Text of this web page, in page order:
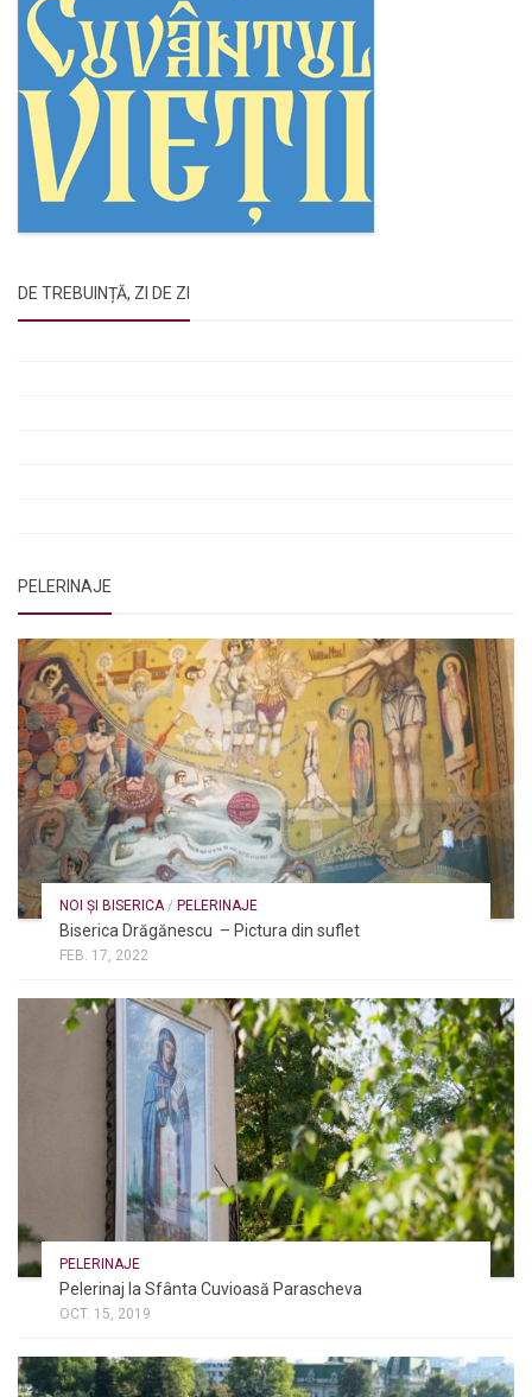
DE TREBUINȚĂ, ZI DE ZI
PELERINAJE
NOI ȘI BISERICA / PELERINAJE
Biserica Drăgănescu – Pictura din suflet
FEB. 17, 2022
PELERINAJE
Pelerinaj la Sfânta Cuvioasă Parascheva
OCT. 15, 2019